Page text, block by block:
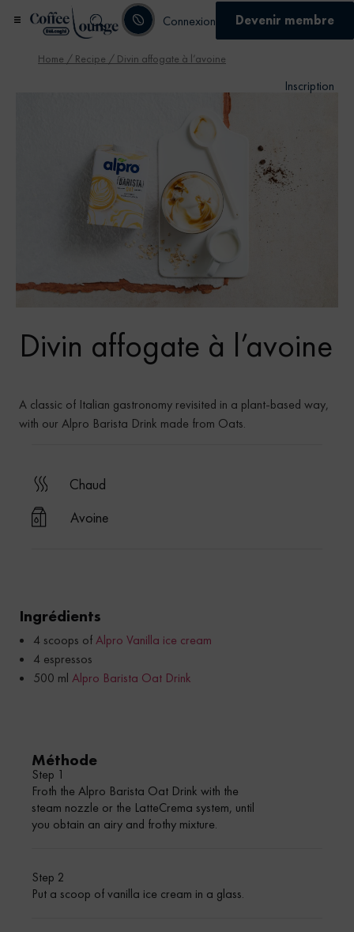
Connexion Devenir membre
Inscription
Home / Recipe / Divin affogate à l’avoine
Divin affogate à l’avoine
A classic of Italian gastronomy revisited in a plant-based way,
with our Alpro Barista Drink made from Oats.
chaud
Avoine
Ingrédients
4 scoops ofAlpro Vanilla ice cream
4 espressos
500 ml Alpro Barista Oat Drink
Méthode
Step 1
Froth the Alpro Barista Oat Drink with the
steam nozzle or the LatteCrema system, until
you obtain an airy and frothy mixture.
Step 2
Put a scoop of vanilla ice cream in a glass.